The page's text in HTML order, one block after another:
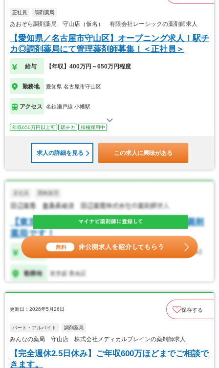
正社員 調剤薬局
あおぞら調剤薬局 守山店（仮名） 有限会社レーシックの薬剤師求人
【愛知県／名古屋市守山区】オープニング求人！駅チ
カ◎調剤薬局にて管理薬剤師募集！＜正社員＞
給与 【年収】400万円～650万円程度
勤務地 愛知県 名古屋市守山区
アクセス 名鉄瀬戸線 小幡駅
年収650万円以上可 駅チカ 積極採用中
求人の詳細を見る この求人に興味がある
更新日：2026年5月26日 保存する
パート・アルバイト 調剤薬局
みんなの薬局 守山店 株式会社メディカルブレインの薬剤師求人
【完全週休2.5日休み】ご年収600万ほどまでご相談で
きます。